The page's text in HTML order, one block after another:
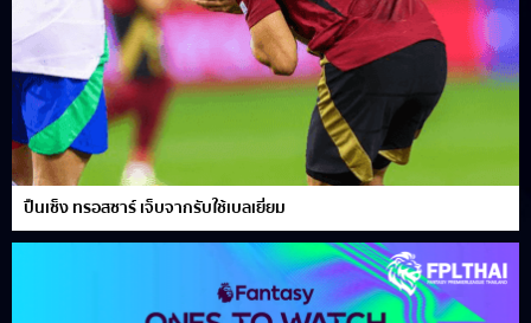
ปืนเซ็ง ทรอสซาร์ เจ็บจากรับใช้เบลเยี่ยม